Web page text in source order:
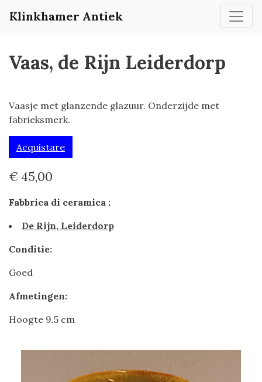
Klinkhamer Antiek
Vaas, de Rijn Leiderdorp
Vaasje met glanzende glazuur. Onderzijde met
fabrieksmerk.
Acquistare
€ 45,00
Fabbrica di ceramica :
De Rijn, Leiderdorp
Conditie:
Goed
Afmetingen:
Hoogte 9.5 cm